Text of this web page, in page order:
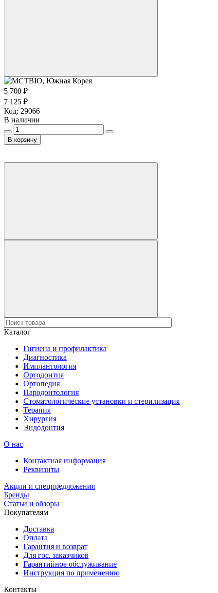
5 700 ₽
7 125 ₽
Код: 29066
В наличии
В корзину
Каталог
Гигиена и профилактика
Диагностика
Имплантология
Ортодонтия
Ортопедия
Пародонтология
Стоматологические установки и стерилизация
Терапия
Хирургия
Эндодонтия
О нас
Контактная информация
Реквизиты
Акции и спецпредложения
Бренды
Статьи и обзоры
Покупателям
Доставка
Оплата
Гарантия и возврат
Для гос. заказчиков
Гарантийное обслуживание
Инструкция по применению
Контакты